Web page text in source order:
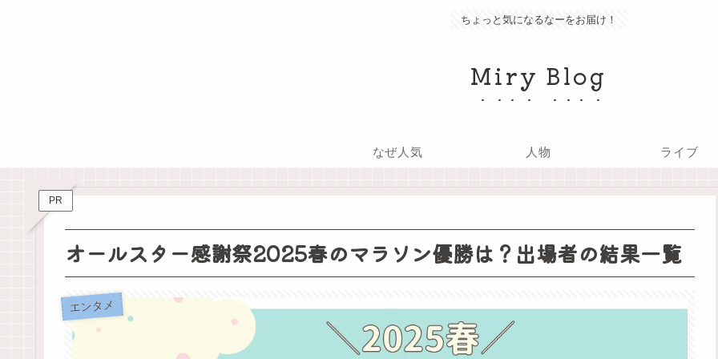
ちょっと気になるなーをお届け！
Miry Blog
なぜ人気 人物 ライブ
PR
オールスター感謝祭2025春のマラソン優勝は？出場者の結果一覧
エンタメ